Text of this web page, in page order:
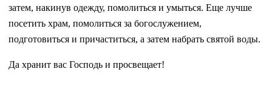
затем, накинув одежду, помолиться и умыться. Еще лучше
посетить храм, помолиться за богослужением,
подготовиться и причаститься, а затем набрать святой воды.
Да хранит вас Господь и просвещает!